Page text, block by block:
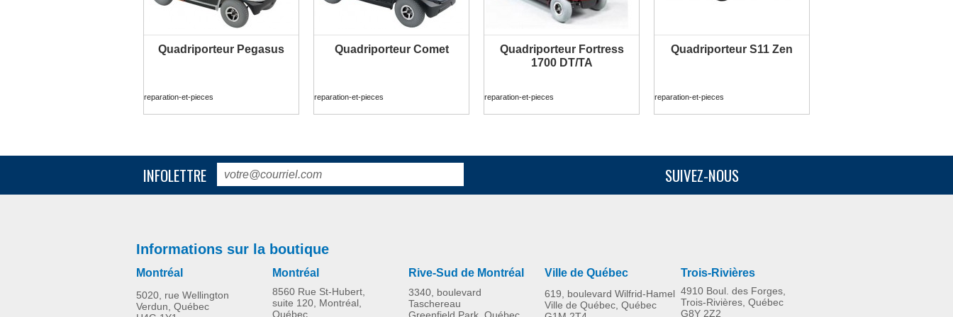
Quadriporteur Pegasus
reparation-et-pieces
Quadriporteur Comet
reparation-et-pieces
Quadriporteur Fortress
1700 DT/TA
reparation-et-pieces
Quadriporteur S11 Zen
reparation-et-pieces
PLUS D'INFORMATION PLUS D'INFORMATION PLUS D'INFORMATION PLUS D'INFORMATION
INFOLETTRE SUIVEZ-NOUS
Informations sur la boutique
Montréal
5020, rue Wellington
Verdun, Québec
Montréal
8560 Rue St-Hubert,
suite 120, Montréal,
Québec
Rive-Sud de Montréal
3340, boulevard
Taschereau
Greenfield Park, Québec
Ville de Québec
619, boulevard Wilfrid-Hamel
Ville de Québec, Québec
Trois-Rivières
4910 Boul. des Forges,
Trois-Rivières, Québec
G8Y 2Z2